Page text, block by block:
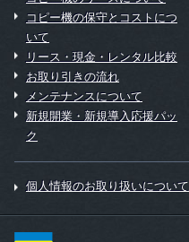
コピー機の保守とコストにつ
いて
リース・現金・レンタル比較
お取り引きの流れ
メンテナンスについて
新規開業・新規導入応援パッ
ク
個人情報のお取り扱いについて